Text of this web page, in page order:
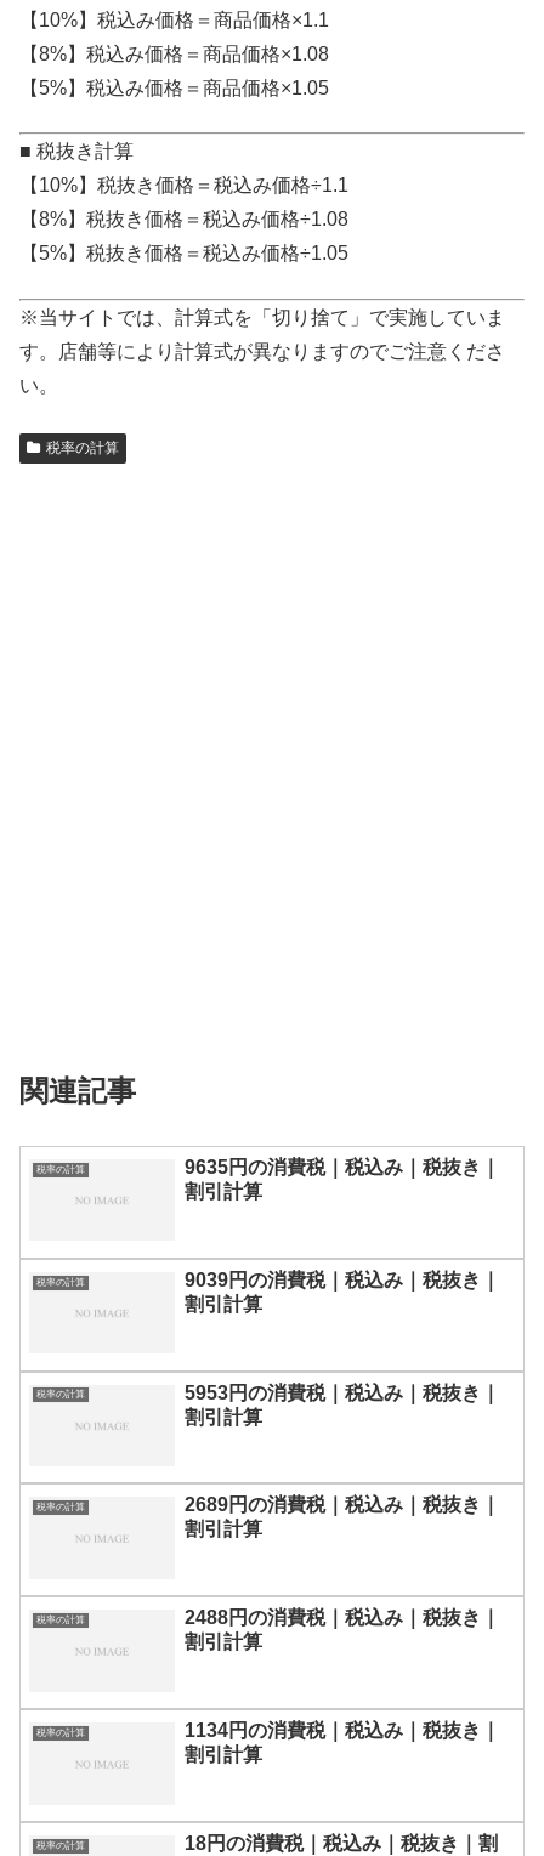
【10%】税込み価格＝商品価格×1.1
【8%】税込み価格＝商品価格×1.08
【5%】税込み価格＝商品価格×1.05
■ 税抜き計算
【10%】税抜き価格＝税込み価格÷1.1
【8%】税抜き価格＝税込み価格÷1.08
【5%】税抜き価格＝税込み価格÷1.05
※当サイトでは、計算式を「切り捨て」で実施していま
す。店舗等により計算式が異なりますのでご注意くださ
い。
税率の計算
関連記事
税率の計算
9635円の消費税｜税込み｜税抜き｜
割引計算
税率の計算
9039円の消費税｜税込み｜税抜き｜
割引計算
税率の計算
5953円の消費税｜税込み｜税抜き｜
割引計算
税率の計算
2689円の消費税｜税込み｜税抜き｜
割引計算
税率の計算
2488円の消費税｜税込み｜税抜き｜
割引計算
税率の計算
1134円の消費税｜税込み｜税抜き｜
割引計算
税率の計算
18円の消費税｜税込み｜税抜き｜割